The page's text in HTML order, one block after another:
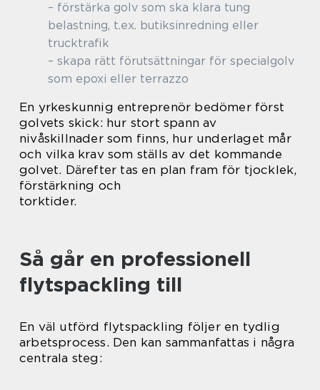
– förstärka golv som ska klara tung
belastning, t.ex. butiksinredning eller
trucktrafik
– skapa rätt förutsättningar för specialgolv
som epoxi eller terrazzo
En yrkeskunnig entreprenör bedömer först
golvets skick: hur stort spann av
nivåskillnader som finns, hur underlaget mår
och vilka krav som ställs av det kommande
golvet. Därefter tas en plan fram för tjocklek,
förstärkning och
torktider.
Så går en professionell
flytspackling till
En väl utförd flytspackling följer en tydlig
arbetsprocess. Den kan sammanfattas i några
centrala steg: